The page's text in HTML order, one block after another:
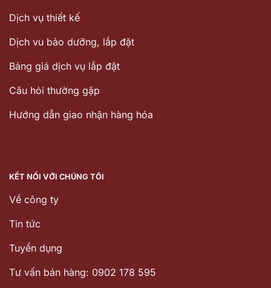
Dịch vụ thiết kế
Dịch vu bảo dưỡng, lắp đặt
Bảng giá dịch vụ lắp đặt
Câu hỏi thường gặp
Hướng dẫn giao nhận hàng hóa
KẾT NỐI VỚI CHÚNG TÔI
Về công ty
Tin tức
Tuyển dụng
Tư vấn bán hàng: 0902 178 595